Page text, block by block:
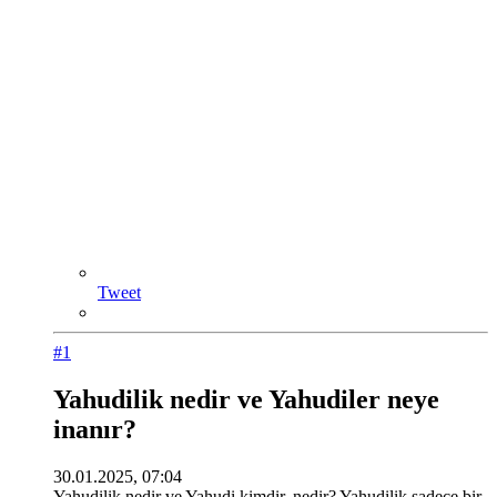
Tweet
#1
Yahudilik nedir ve Yahudiler neye
inanır?
30.01.2025, 07:04